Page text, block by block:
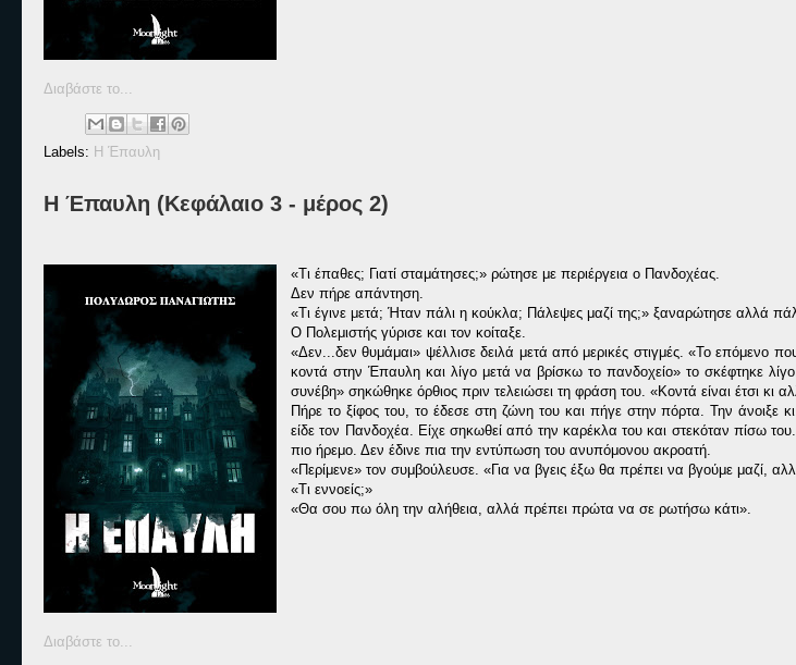
Διαβάστε το...
Labels: Η Έπαυλη
Η Έπαυλη (Κεφάλαιο 3 - μέρος 2)
«Τι έπαθες; Γιατί σταμάτησες;» ρώτησε με περιέργεια ο Πανδοχέας.
Δεν πήρε απάντηση.
«Τι έγινε μετά; Ήταν πάλι η κούκλα; Πάλεψες μαζί της;» ξαναρώτησε αλλά
Ο Πολεμιστής γύρισε και τον κοίταξε.
«Δεν...δεν θυμάμαι» ψέλλισε δειλά μετά από μερικές στιγμές. «Το επόμενο
κοντά στην Έπαυλη και λίγο μετά να βρίσκω το πανδοχείο» το σκέφτηκε
συνέβη» σηκώθηκε όρθιος πριν τελειώσει τη φράση του. «Κοντά είναι έτσι κι
Πήρε το ξίφος του, το έδεσε στη ζώνη του και πήγε στην πόρτα. Την άνοιξε
είδε τον Πανδοχέα. Είχε σηκωθεί από την καρέκλα του και στεκόταν πίσω
πιο ήρεμο. Δεν έδινε πια την εντύπωση του ανυπόμονου ακροατή.
«Περίμενε» τον συμβούλευσε. «Για να βγεις έξω θα πρέπει να βγούμε μαζί,
«Τι εννοείς;»
«Θα σου πω όλη την αλήθεια, αλλά πρέπει πρώτα να σε ρωτήσω κάτι».
Διαβάστε το...